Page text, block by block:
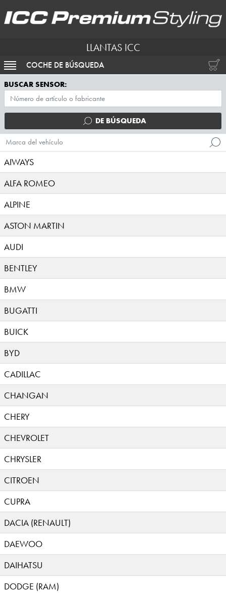
LLANTAS ICC
ACTIVAR NAVEGACIÓN
COCHE DE BÚSQUEDA
BUSCAR SENSOR:
DE BÚSQUEDA
Marca del vehículo
AIWAYS
ALFA ROMEO
ALPINE
ASTON MARTIN
AUDI
BENTLEY
BMW
BUGATTI
BUICK
BYD
CADILLAC
CHANGAN
CHERY
CHEVROLET
CHRYSLER
CITROEN
CUPRA
DACIA (RENAULT)
DAEWOO
DAIHATSU
DODGE (RAM)